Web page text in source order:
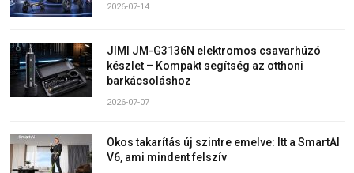
2026-07-14
JIMI JM-G3136N elektromos csavarhúzó
készlet – Kompakt segítség az otthoni
barkácsoláshoz
2026-07-07
Okos takarítás új szintre emelve: Itt a SmartAI
V6, ami mindent felszív